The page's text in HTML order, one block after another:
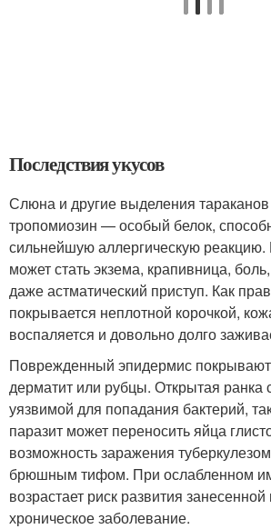
Последствия укусов
Слюна и другие выделения
тропомиозин — особый белок,
сильнейшую аллергическую реакцию.
может стать экзема, крапивница,
даже астматический приступ. Как
покрывается неплотной корочкой,
воспаляется и довольно долго
Поврежденный эпидермис
дерматит или рубцы. Открытая ранка
уязвимой для попадания бактерий,
паразит может переносить яйца
возможность заражения
брюшным тифом. При ослабленном
возрастает риск развития
хроническое заболевание.